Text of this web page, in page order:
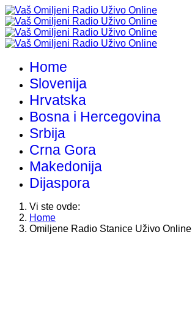
Home
Slovenija
Hrvatska
Bosna i Hercegovina
Srbija
Crna Gora
Makedonija
Dijaspora
Vi ste ovde:
Home
Omiljene Radio Stanice Uživo Online